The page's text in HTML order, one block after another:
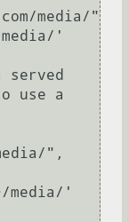
media/"
media/'
served
use a
",
media/'